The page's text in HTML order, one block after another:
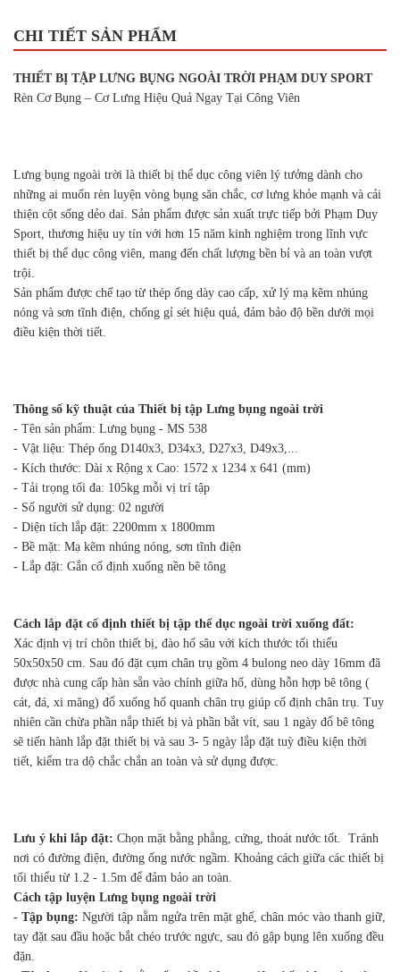
CHI TIẾT SẢN PHẨM
THIẾT BỊ TẬP LƯNG BỤNG NGOÀI TRỜI PHẠM DUY SPORT
Rèn Cơ Bụng – Cơ Lưng Hiệu Quả Ngay Tại Công Viên
Lưng bụng ngoài trời là thiết bị thể dục công viên lý tưởng dành cho
những ai muốn rèn luyện vòng bụng săn chắc, cơ lưng khỏe mạnh và cải
thiện cột sống dẻo dai. Sản phẩm được sản xuất trực tiếp bởi Phạm Duy
Sport, thương hiệu uy tín với hơn 15 năm kinh nghiệm trong lĩnh vực
thiết bị thể dục công viên, mang đến chất lượng bền bỉ và an toàn vượt
trội.
Sản phẩm được chế tạo từ thép ống dày cao cấp, xử lý mạ kẽm nhúng
nóng và sơn tĩnh điện, chống gỉ sét hiệu quả, đảm bảo độ bền dưới mọi
điều kiện thời tiết.
Thông số kỹ thuật của Thiết bị tập Lưng bụng ngoài trời
- Tên sản phẩm: Lưng bụng - MS 538
- Vật liệu: Thép ống D140x3, D34x3, D27x3, D49x3,...
- Kích thước: Dài x Rộng x Cao: 1572 x 1234 x 641 (mm)
- Tải trọng tối đa: 105kg mỗi vị trí tập
- Số người sử dụng: 02 người
- Diện tích lắp đặt: 2200mm x 1800mm
- Bề mặt: Mạ kẽm nhúng nóng, sơn tĩnh điện
- Lắp đặt: Gắn cố định xuống nền bê tông
Cách lắp đặt cố định thiết bị tập thể dục ngoài trời xuống đất:
Xác định vị trí chôn thiết bị, đào hố sâu với kích thước tối thiểu
50x50x50 cm. Sau đó đặt cụm chân trụ gồm 4 bulong neo dày 16mm đã
được nhà cung cấp hàn sẵn vào chính giữa hố, dùng hỗn hợp bê tông (
cát, đá, xi măng) đổ xuống hố quanh chân trụ giúp cố định chân trụ. Tuy
nhiên cần chừa phần nắp thiết bị và phần bắt vít, sau 1 ngày đổ bê tông
sẽ tiến hành lắp đặt thiết bị và sau 3- 5 ngày lắp đặt tuỳ điều kiện thời
tiết, kiểm tra dộ chắc chắn an toàn và sử dụng được.
Lưu ý khi lắp đặt: Chọn mặt bằng phẳng, cứng, thoát nước tốt. Tránh
nơi có đường điện, đường ống nước ngầm. Khoảng cách giữa các thiết bị
tối thiểu từ 1.2 - 1.5m để đảm bảo an toàn.
Cách tập luyện Lưng bụng ngoài trời
- Tập bụng: Người tập nằm ngửa trên mặt ghế, chân móc vào thanh giữ,
tay đặt sau đầu hoặc bắt chéo trước ngực, sau đó gập bụng lên xuống đều
đặn.